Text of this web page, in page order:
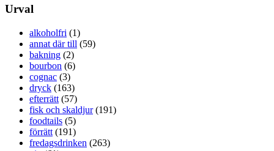
Urval
alkoholfri (1)
annat där till (59)
bakning (2)
bourbon (6)
cognac (3)
dryck (163)
efterrätt (57)
fisk och skaldjur(191)
foodtails (5)
förrätt (191)
fredagsdrinken (263)